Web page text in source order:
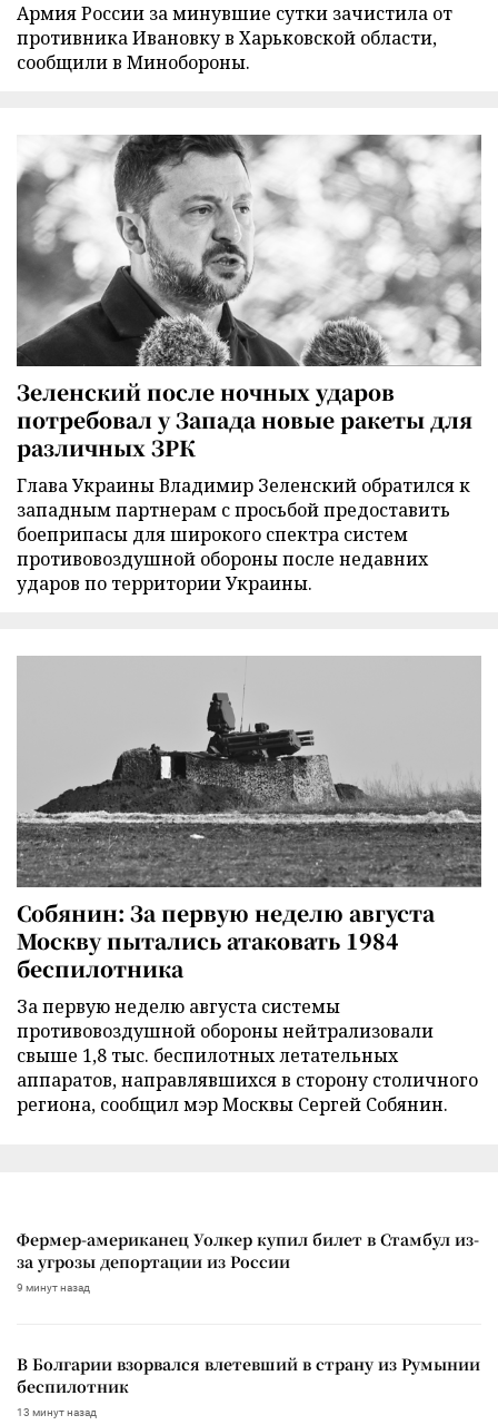
Армия России за минувшие сутки зачистила от
противника Ивановку в Харьковской области,
сообщили в Минобороны.
Зеленский после ночных ударов
потребовал у Запада новые ракеты для
различных ЗРК
Глава Украины Владимир Зеленский обратился к
западным партнерам с просьбой предоставить
боеприпасы для широкого спектра систем
противовоздушной обороны после недавних
ударов по территории Украины.
Собянин: За первую неделю августа
Москву пытались атаковать 1984
беспилотника
За первую неделю августа системы
противовоздушной обороны нейтрализовали
свыше 1,8 тыс. беспилотных летательных
аппаратов, направлявшихся в сторону столичного
региона, сообщил мэр Москвы Сергей Собянин.
Фермер-американец Уолкер купил билет в Стамбул из-
за угрозы депортации из России
9 минут назад
В Болгарии взорвался влетевший в страну из Румынии
беспилотник
13 минут назад